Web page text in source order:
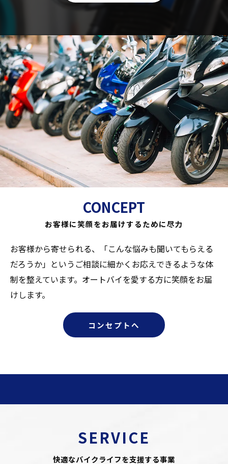
2025年 イベント年間スケジュール
2024/05/19
ツーリングのご案内
2024/05/19
サーキット走行会のご案内
2025/06/07
ツーリングのお知らせ
CONCEPT
お客様に笑顔をお届けするために尽力
お客様から寄せられる、「こんな悩みも聞いてもらえる
だろうか」というご相談に細かくお応えできるような体
制を整えています。オートバイを愛する方に笑顔をお届
けします。
コンセプトへ
SERVICE
快適なバイクライフを支援する事業